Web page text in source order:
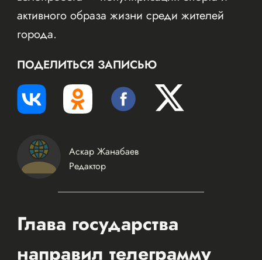
активного образа жизни среди жителей
города.
ПОДЕЛИТЬСЯ ЗАПИСЬЮ
Аскар Жанабаев
Редактор
Глава государства
направил телеграмму